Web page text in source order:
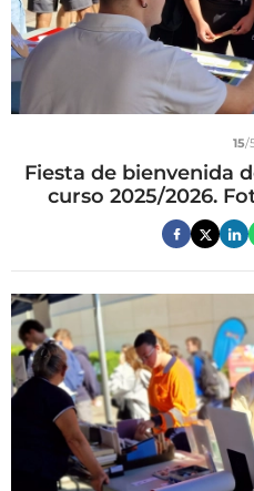
15/
Fiesta de bienvenida
curso 2025/2026.